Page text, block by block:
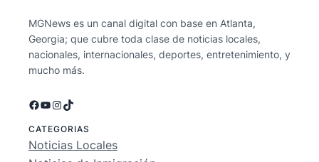
MGNews es un canal digital con base en Atlanta,
Georgia; que cubre toda clase de noticias locales,
nacionales, internacionales, deportes, entretenimiento, y
mucho más.
Facebook
YouTube
Instagram
TikTok
CATEGORIAS
Noticias Locales